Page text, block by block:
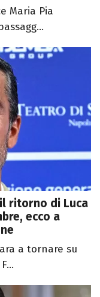
Maria Pia
ritorno di Luca
ecco a
a tornare su